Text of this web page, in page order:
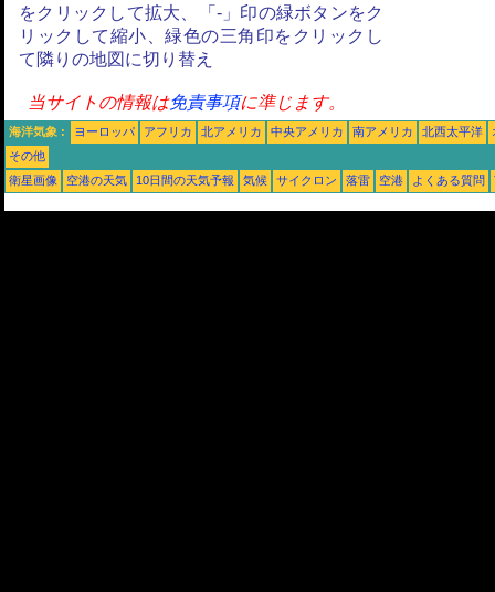
をクリックして拡大、「-」印の緑ボタンをク
リックして縮小、緑色の三角印をクリックし
て隣りの地図に切り替え
当サイトの情報は免責事項に準じます。
海洋気象 : ヨーロッパ アフリカ 北アメリカ 中央アメリカ 南アメリカ 北西太平洋
その他
衛星画像
空港の天気 10日間の天気予報 気候 サイクロン 落雷 空港 よくある質問